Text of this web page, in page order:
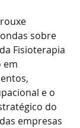
sobre
Fisioterapia
em
e o
do
empresas